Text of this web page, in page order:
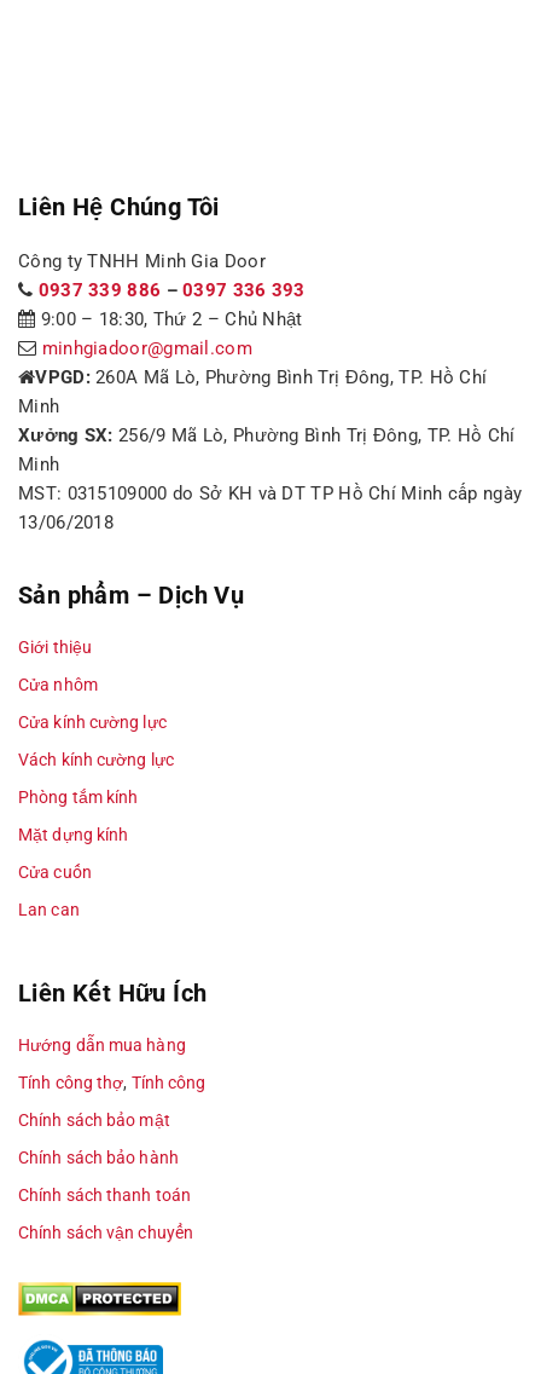
Liên Hệ Chúng Tôi
Công ty TNHH Minh Gia Door
0937 339 886 –0397 336 393
9:00 – 18:30, Thứ 2 – Chủ Nhật
minhgiadoor@gmail.com
VPGD:260A Mã Lò, Phường Bình Trị Đông, TP. Hồ Chí
Minh
Xưởng SX: 256/9 Mã Lò, Phường Bình Trị Đông, TP. Hồ Chí
Minh
MST: 0315109000 do Sở KH và DT TP Hồ Chí Minh cấp ngày
13/06/2018
Sản phẩm – Dịch Vụ
Giới thiệu
Cửa nhôm
Cửa kính cường lực
Vách kính cường lực
Phòng tắm kính
Mặt dựng kính
Cửa cuốn
Lan can
Liên Kết Hữu Ích
Hướng dẫn mua hàng
Tính công thợ, Tính công
Chính sách bảo mật
Chính sách bảo hành
Chính sách thanh toán
Chính sách vận chuyển